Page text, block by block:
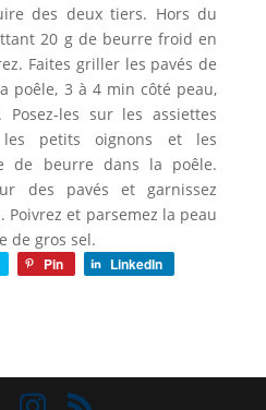
des deux tiers. Hors du
20 g de beurre froid en
Faites griller les pavés de
poêle, 3 à 4 min côté peau,
les sur les assiettes
les petits oignons et les
de beurre dans la poêle.
des pavés et garnissez
Poivrez et parsemez la peau
de gros sel.
Pin LinkedIn